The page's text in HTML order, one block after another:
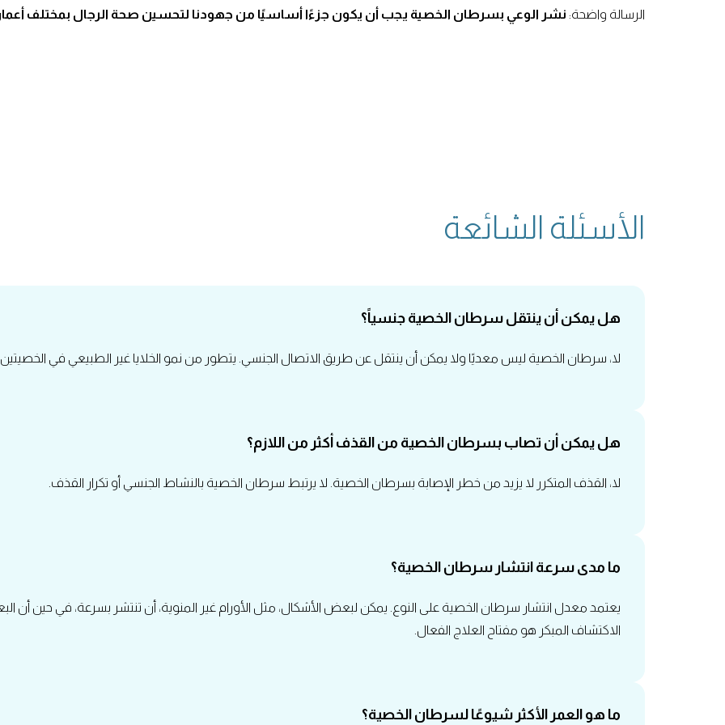
الرسالة واضحة: نشر الوعي بسرطان الخصية يجب أن يكون جزءًا أساسيًا من جهودنا لتحسين صحة الرجال بمختلف
الأسئلة الشائعة
هل يمكن أن ينتقل سرطان الخصية جنسياً؟
لا، سرطان الخصية ليس معديًا ولا يمكن أن ينتقل عن طريق الاتصال الجنسي. يتطور من نمو الخلايا غير الطبيعي في
هل يمكن أن تصاب بسرطان الخصية من القذف أكثر من اللازم؟
لا، القذف المتكرر لا يزيد من خطر الإصابة بسرطان الخصية. لا يرتبط سرطان الخصية بالنشاط الجنسي أو تكرار القذف.
ما مدى سرعة انتشار سرطان الخصية؟
يعتمد معدل انتشار سرطان الخصية على النوع. يمكن لبعض الأشكال، مثل الأورام غير المنوية، أن تنتشر بسرعة، في حين أن
الاكتشاف المبكر هو مفتاح العلاج الفعال.
ما هو العمر الأكثر شيوعًا لسرطان الخصية؟